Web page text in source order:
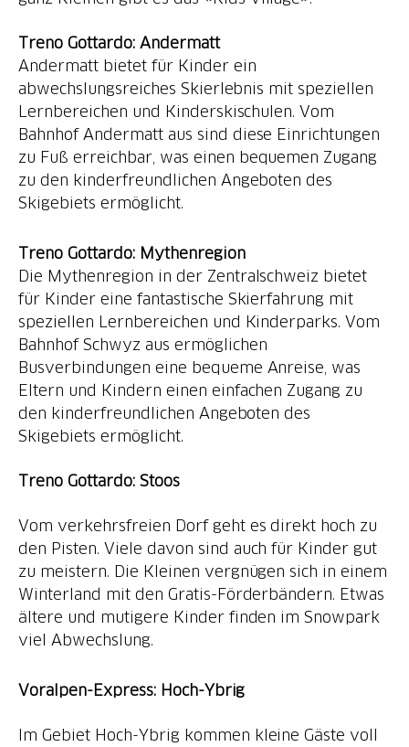
Treno Gottardo: Andermatt
Andermatt bietet für Kinder ein
abwechslungsreiches Skierlebnis mit speziellen
Lernbereichen und Kinderskischulen. Vom
Bahnhof Andermatt aus sind diese Einrichtungen
zu Fuß erreichbar, was einen bequemen Zugang
zu den kinderfreundlichen Angeboten des
Skigebiets ermöglicht.
Treno Gottardo: Mythenregion
Die Mythenregion in der Zentralschweiz bietet
für Kinder eine fantastische Skierfahrung mit
speziellen Lernbereichen und Kinderparks. Vom
Bahnhof Schwyz aus ermöglichen
Busverbindungen eine bequeme Anreise, was
Eltern und Kindern einen einfachen Zugang zu
den kinderfreundlichen Angeboten des
Skigebiets ermöglicht.
Treno Gottardo: Stoos
Vom verkehrsfreien Dorf geht es direkt hoch zu
den Pisten. Viele davon sind auch für Kinder gut
zu meistern. Die Kleinen vergnügen sich in einem
Winterland mit den Gratis-Förderbändern. Etwas
ältere und mutigere Kinder finden im Snowpark
viel Abwechslung.
Voralpen-Express: Hoch-Ybrig
Im Gebiet Hoch-Ybrig kommen kleine Gäste voll